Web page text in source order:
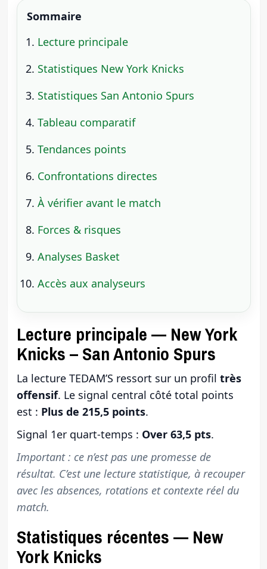
Sommaire
Lecture principale
Statistiques New York Knicks
Statistiques San Antonio Spurs
Tableau comparatif
Tendances points
Confrontations directes
À vérifier avant le match
Forces & risques
Analyses Basket
Accès aux analyseurs
Lecture principale — New York
Knicks – San Antonio Spurs
La lecture TEDAM’S ressort sur un profil très
offensif. Le signal central côté total points
est : Plus de 215,5 points.
Signal 1er quart-temps : Over 63,5 pts.
Important : ce n’est pas une promesse de
résultat. C’est une lecture statistique, à recouper
avec les absences, rotations et contexte réel du
match.
Statistiques récentes — New
York Knicks